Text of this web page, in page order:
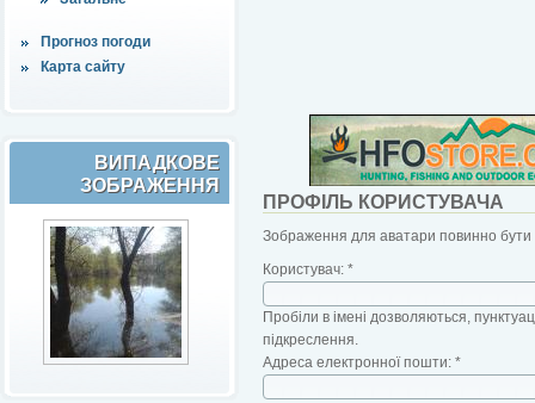
Прогноз погоди
Карта сайту
ВИПАДКОВЕ
ЗОБРАЖЕННЯ
ПРОФІЛЬ КОРИСТУВАЧА
Зображення для аватари повинно бути
Користувач: *
Пробіли в імені дозволяються,
підкреслення.
Адреса електронної пошти: *